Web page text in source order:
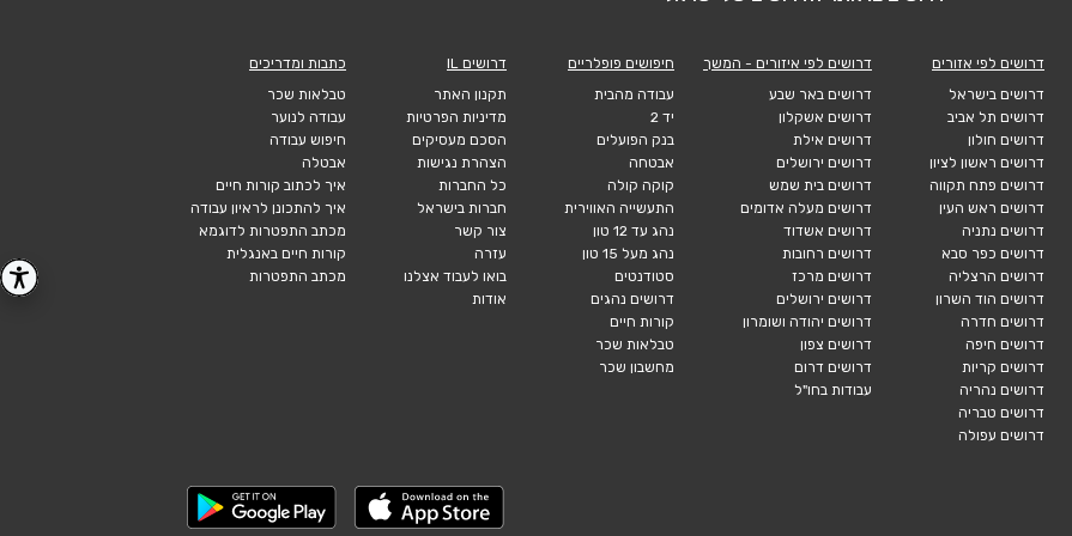
דרושים לפי אזורים
דרושים בישראל
דרושים תל אביב
דרושים חולון
דרושים ראשון לציון
דרושים פתח תקווה
דרושים ראש העין
דרושים נתניה
דרושים כפר סבא
דרושים הרצליה
דרושים הוד השרון
דרושים חדרה
דרושים חיפה
דרושים קריות
דרושים נהריה
דרושים טבריה
דרושים עפולה
דרושים לפי איזורים - המשך
דרושים באר שבע
דרושים אשקלון
דרושים אילת
דרושים ירושלים
דרושים בית שמש
דרושים מעלה אדומים
דרושים אשדוד
דרושים רחובות
דרושים מרכז
דרושים ירושלים
דרושים יהודה ושומרון
דרושים צפון
דרושים דרום
עבודות בחו"ל
חיפושים פופלריים
עבודה מהבית
יד 2
בנק הפועלים
אבטחה
קוקה קולה
התעשייה האווירית
נהג עד 12 טון
נהג מעל 15 טון
סטודנטים
דרושים נהגים
קורות חיים
טבלאות שכר
מחשבון שכר
דרושים IL
תקנון האתר
מדיניות הפרטיות
הסכם מעסיקים
הצהרת נגישות
כל החברות
חברות בישראל
צור קשר
עזרה
בואו לעבוד אצלנו
אודות
כתבות ומדריכים
טבלאות שכר
עבודה לנוער
חיפוש עבודה
אבטלה
איך לכתוב קורות חיים
איך להתכונן לראיון עבודה
מכתב התפטרות לדוגמא
קורות חיים באנגלית
מכתב התפטרות